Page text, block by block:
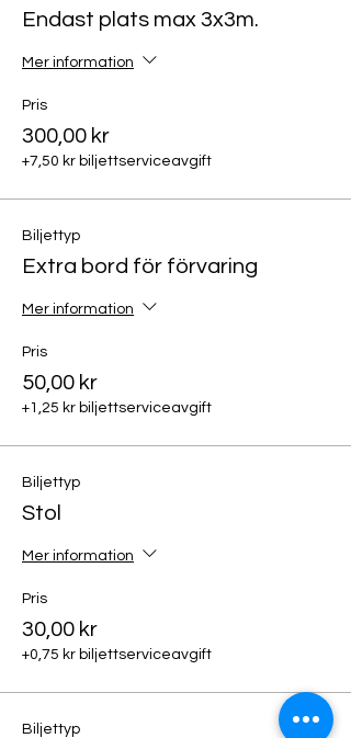
Endast plats max 3x3m.
Mer information
Pris
300,00 kr
+7,50 kr biljettserviceavgift
Biljettyp
Extra bord för förvaring
Mer information
Pris
50,00 kr
+1,25 kr biljettserviceavgift
Biljettyp
Stol
Mer information
Pris
30,00 kr
+0,75 kr biljettserviceavgift
Biljettyp